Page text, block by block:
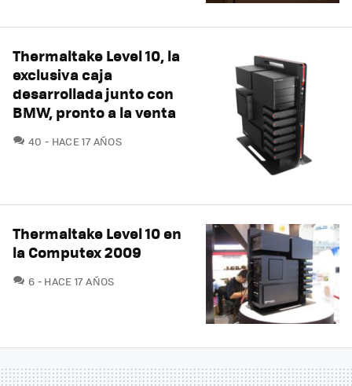
Thermaltake Level 10, la
exclusiva caja
desarrollada junto con
BMW, pronto a la venta
40 COMENTARIOS
HACE 17 AÑOS
Thermaltake Level 10 en
la Computex 2009
6 COMENTARIOS
HACE 17 AÑOS